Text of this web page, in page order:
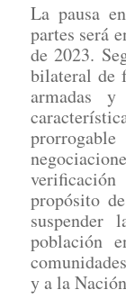
La pausa
partes será
de 2023.
bilateral de
armadas
verificación
propósito
suspender
población
y a la